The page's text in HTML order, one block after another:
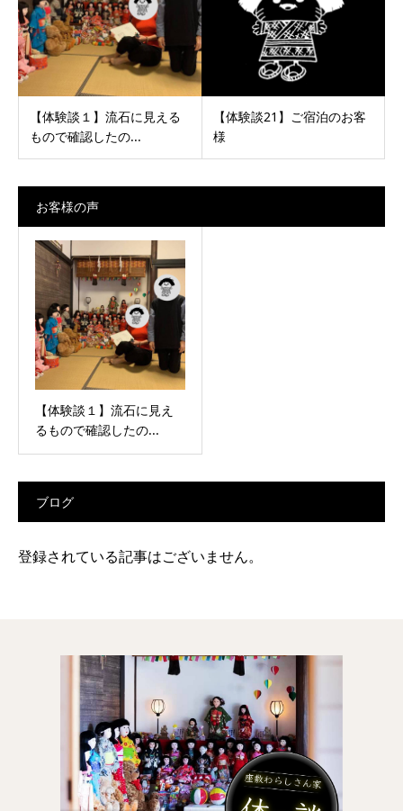
【体験談１】流石に見える
もので確認したの...
【体験談21】ご宿泊のお客
様
お客様の声
【体験談１】流石に見え
るもので確認したの...
ブログ
登録されている記事はございません。